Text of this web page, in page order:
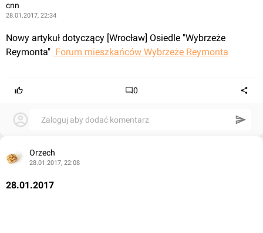
cnn
28.01.2017, 22:34
Nowy artykuł dotyczący [Wrocław] Osiedle "Wybrzeże
Reymonta" Forum mieszkańców Wybrzeże Reymonta
0
Zaloguj aby dodać komentarz
Orzech
28.01.2017, 22:08
28.01.2017